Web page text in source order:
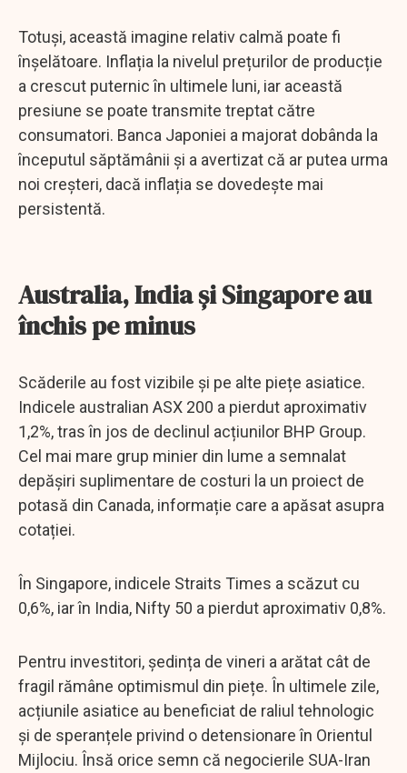
Totuși, această imagine relativ calmă poate fi
înșelătoare. Inflația la nivelul prețurilor de producție
a crescut puternic în ultimele luni, iar această
presiune se poate transmite treptat către
consumatori. Banca Japoniei a majorat dobânda la
începutul săptămânii și a avertizat că ar putea urma
noi creșteri, dacă inflația se dovedește mai
persistentă.
Australia, India și Singapore au
închis pe minus
Scăderile au fost vizibile și pe alte piețe asiatice.
Indicele australian ASX 200 a pierdut aproximativ
1,2%, tras în jos de declinul acțiunilor BHP Group.
Cel mai mare grup minier din lume a semnalat
depășiri suplimentare de costuri la un proiect de
potasă din Canada, informație care a apăsat asupra
cotației.
În Singapore, indicele Straits Times a scăzut cu
0,6%, iar în India, Nifty 50 a pierdut aproximativ 0,8%.
Pentru investitori, ședința de vineri a arătat cât de
fragil rămâne optimismul din piețe. În ultimele zile,
acțiunile asiatice au beneficiat de raliul tehnologic
și de speranțele privind o detensionare în Orientul
Mijlociu. Însă orice semn că negocierile SUA-Iran